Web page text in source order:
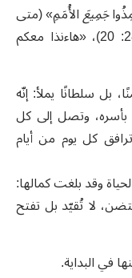
جَمِيعَالأُمَمِ» (متى
بل سلطانًا يملأ: إنّه
بأسره، وتصل إلى كل
كل يوم من أيام
وقد بلغت كمالها:
لا تُقيّد بل تفتح
في البداية.